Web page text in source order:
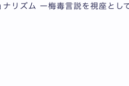
リズム ー梅毒言説を視座とし